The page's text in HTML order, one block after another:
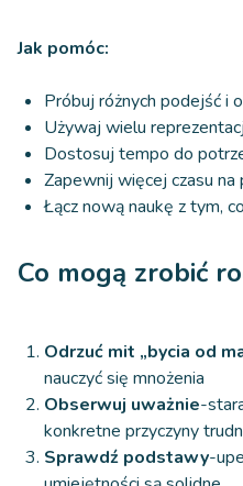
Jak pomóc:
Próbuj różnych podejść i
Używaj wielu
Dostosuj tempo do
Zapewnij więcej czasu
Łącz nową naukę z tym,
Co mogą zrobić
Odrzuć mit „bycia od
nauczyć się mnożenia
Obserwuj uważnie-
konkretne przyczyny
Sprawdź podstawy-